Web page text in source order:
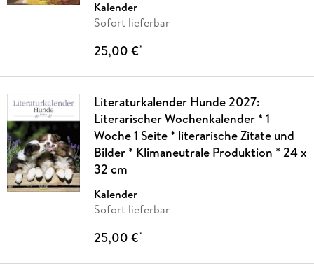
Kalender
Sofort lieferbar
25,00 €*
Literaturkalender Hunde 2027:
Literarischer Wochenkalender * 1
Woche 1 Seite * literarische Zitate und
Bilder * Klimaneutrale Produktion * 24 x
32 cm
Kalender
Sofort lieferbar
25,00 €*